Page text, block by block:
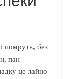
помруть, без
пан
це лайно